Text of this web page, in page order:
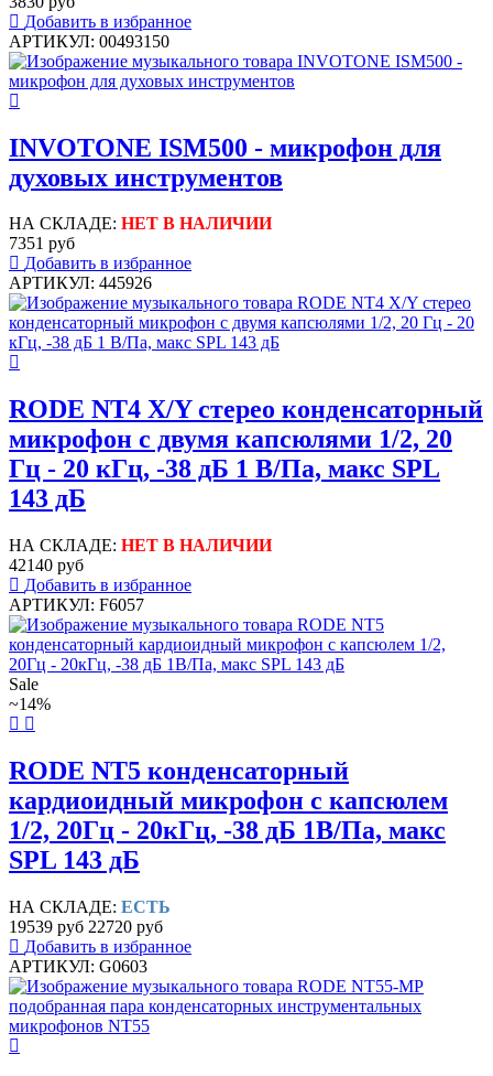
Добавить в избранное
АРТИКУЛ: 00493150
INVOTONE ISM500 - микрофон для
духовых инструментов
НА СКЛАДЕ: НЕТ В НАЛИЧИИ
7351 руб
Добавить в избранное
АРТИКУЛ: 445926
RODE NT4 X/Y стерео конденсаторный
микрофон с двумя капсюлями 1/2, 20
Гц - 20 кГц, -38 дБ 1 В/Па, макс SPL
143 дБ
НА СКЛАДЕ: НЕТ В НАЛИЧИИ
42140 руб
Добавить в избранное
АРТИКУЛ: F6057
Sale
~14%
RODE NT5 конденсаторный
кардиоидный микрофон с капсюлем
1/2, 20Гц - 20кГц, -38 дБ 1В/Па, макс
SPL 143 дБ
НА СКЛАДЕ: ЕСТЬ
19539 руб 22720 руб
Добавить в избранное
АРТИКУЛ: G0603